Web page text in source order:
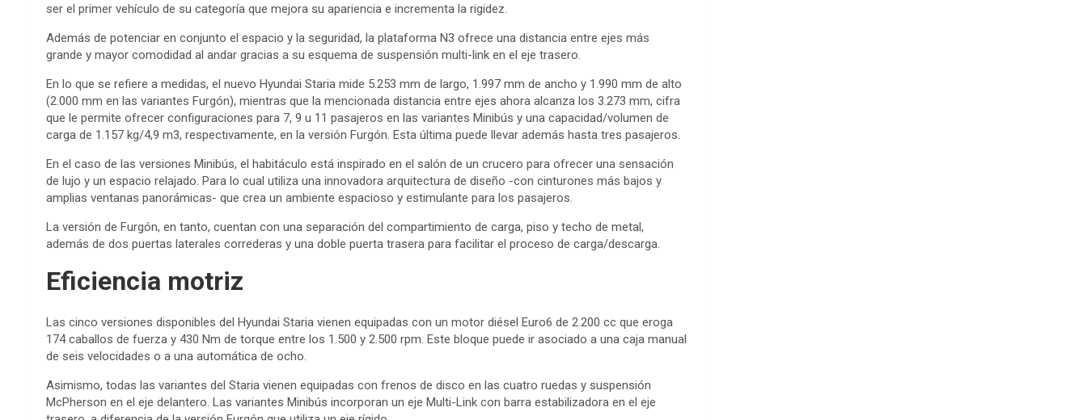
ser el primer vehículo de su categoría que mejora su apariencia e incrementa la rigidez.
Además de potenciar en conjunto el espacio y la seguridad, la plataforma N3 ofrece una distancia entre ejes más
grande y mayor comodidad al andar gracias a su esquema de suspensión multi-link en el eje trasero.
En lo que se refiere a medidas, el nuevo Hyundai Staria mide 5.253 mm de largo, 1.997 mm de ancho y 1.990 mm de alto
(2.000 mm en las variantes Furgón), mientras que la mencionada distancia entre ejes ahora alcanza los 3.273 mm, cifra
que le permite ofrecer configuraciones para 7, 9 u 11 pasajeros en las variantes Minibús y una capacidad/volumen de
carga de 1.157 kg/4,9 m3, respectivamente, en la versión Furgón. Esta última puede llevar además hasta tres pasajeros.
En el caso de las versiones Minibús, el habitáculo está inspirado en el salón de un crucero para ofrecer una sensación
de lujo y un espacio relajado. Para lo cual utiliza una innovadora arquitectura de diseño -con cinturones más bajos y
amplias ventanas panorámicas- que crea un ambiente espacioso y estimulante para los pasajeros.
La versión de Furgón, en tanto, cuentan con una separación del compartimiento de carga, piso y techo de metal,
además de dos puertas laterales correderas y una doble puerta trasera para facilitar el proceso de carga/descarga.
Eficiencia motriz
Las cinco versiones disponibles del Hyundai Staria vienen equipadas con un motor diésel Euro6 de 2.200 cc que eroga
174 caballos de fuerza y 430 Nm de torque entre los 1.500 y 2.500 rpm. Este bloque puede ir asociado a una caja manual
de seis velocidades o a una automática de ocho.
Asimismo, todas las variantes del Staria vienen equipadas con frenos de disco en las cuatro ruedas y suspensión
McPherson en el eje delantero. Las variantes Minibús incorporan un eje Multi-Link con barra estabilizadora en el eje